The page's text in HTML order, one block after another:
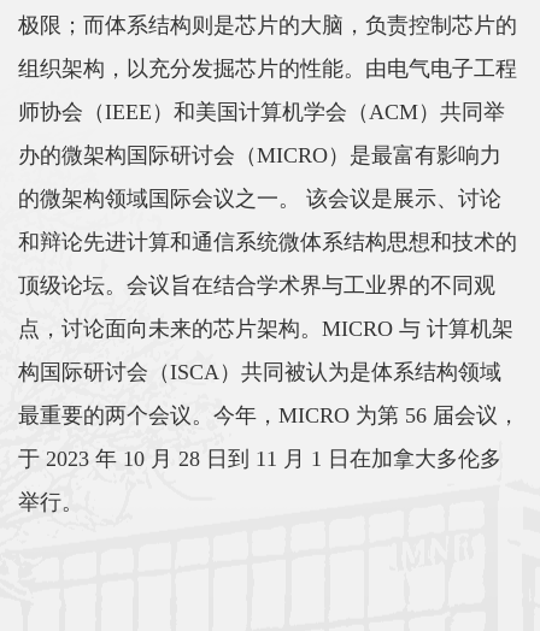
极限；而体系结构则是芯片的大脑，负责控制芯片的
组织架构，以充分发掘芯片的性能。由电气电子工程
师协会（IEEE）和美国计算机学会（ACM）共同举
办的微架构国际研讨会（MICRO）是最富有影响力
的微架构领域国际会议之一。 该会议是展示、讨论
和辩论先进计算和通信系统微体系结构思想和技术的
顶级论坛。会议旨在结合学术界与工业界的不同观
点，讨论面向未来的芯片架构。MICRO 与 计算机架
构国际研讨会（ISCA）共同被认为是体系结构领域
最重要的两个会议。今年，MICRO 为第 56 届会议，
于 2023 年 10 月 28 日到 11 月 1 日在加拿大多伦多
举行。